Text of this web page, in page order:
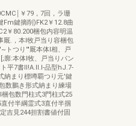
￨￥79，7回，ラ珊
Fm鍵摘削)FK2￥12.8曲
￥80.200梱包内容明温
厩.，本l牧戸当り容梱包
トつり'"厩本体l相、戸
廓:本体l牧、戸当りパン
平7書ll!A.ll.I-品型hJ.7-
納まり標噂覇つり元'鍵
数鵬き形式納まり練場
包数門柱式3門柱式25
付半綱霊式3直付半掴
吉見244担割書値付固